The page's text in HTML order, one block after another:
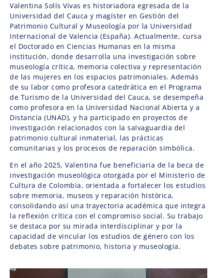
Valentina Solís Vivas es historiadora egresada de la
Universidad del Cauca y magíster en Gestión del
Patrimonio Cultural y Museología por la Universidad
Internacional de Valencia (España). Actualmente, cursa
el Doctorado en Ciencias Humanas en la misma
institución, donde desarrolla una investigación sobre
museología crítica, memoria colectiva y representación
de las mujeres en los espacios patrimoniales. Además
de su labor como profesora catedrática en el Programa
de Turismo de la Universidad del Cauca, se desempeña
como profesora en la Universidad Nacional Abierta y a
Distancia (UNAD), y ha participado en proyectos de
investigación relacionados con la salvaguardia del
patrimonio cultural inmaterial, las prácticas
comunitarias y los procesos de reparación simbólica.
En el año 2025, Valentina fue beneficiaria de la beca de
investigación museológica otorgada por el Ministerio de
Cultura de Colombia, orientada a fortalecer los estudios
sobre memoria, museos y reparación histórica,
consolidando así una trayectoria académica que integra
la reflexión crítica con el compromiso social. Su trabajo
se destaca por su mirada interdisciplinar y por la
capacidad de vincular los estudios de género con los
debates sobre patrimonio, historia y museología.